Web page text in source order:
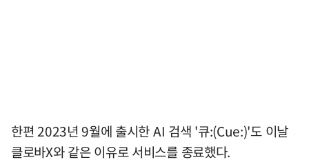
한편 2023년 9월에 출시한 AI 검색 '큐:(Cue:)'도 이날
클로바X와 같은 이유로 서비스를 종료했다.